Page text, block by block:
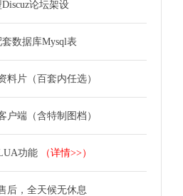
论坛架设
数据库Mysql表
料片（百套内任选）
户端（含特制图档）
功能 （详情>>）
后，全天候无休息